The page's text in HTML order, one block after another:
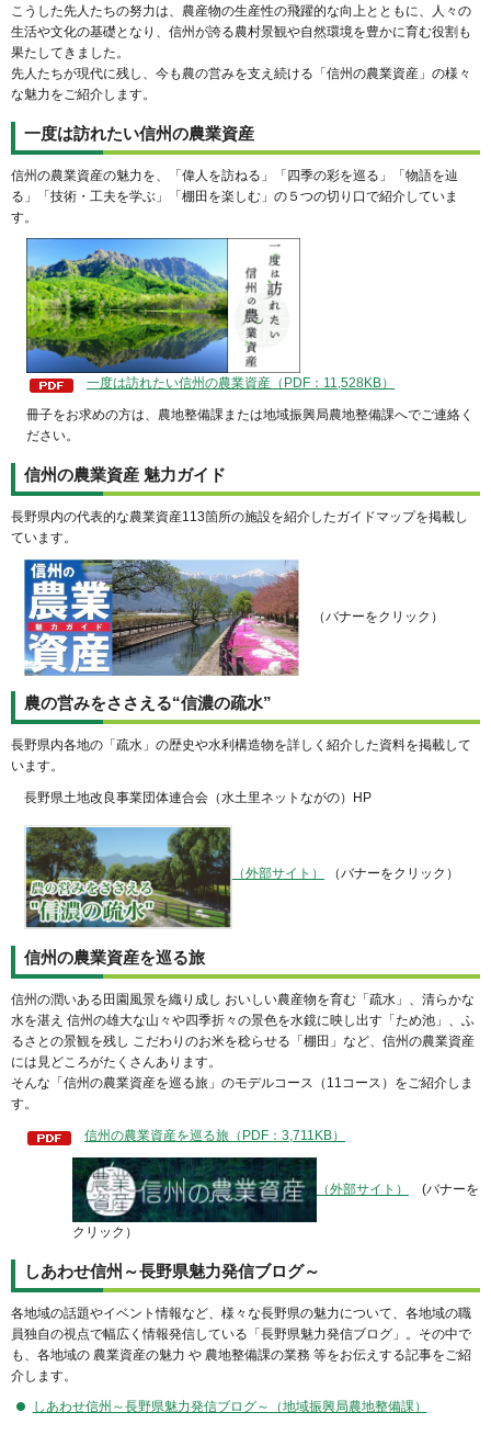
こうした先人たちの努力は、農産物の生産性の飛躍的な向上とともに、人々の
生活や文化の基礎となり、信州が誇る農村景観や自然環境を豊かに育む役割も
果たしてきました。
先人たちが現代に残し、今も農の営みを支え続ける「信州の農業資産」の様々
な魅力をご紹介します。
一度は訪れたい信州の農業資産
信州の農業資産の魅力を、「偉人を訪ねる」「四季の彩を巡る」「物語を辿
る」「技術・工夫を学ぶ」「棚田を楽しむ」の５つの切り口で紹介していま
す。
一度は訪れたい信州の農業資産（PDF：11,528KB）
冊子をお求めの方は、農地整備課または地域振興局農地整備課へでご連絡く
ださい。
信州の農業資産 魅力ガイド
長野県内の代表的な農業資産113箇所の施設を紹介したガイドマップを掲載し
ています。
（バナーをクリック）
農の営みをささえる“信濃の疏水”
長野県内各地の「疏水」の歴史や水利構造物を詳しく紹介した資料を掲載して
います。
長野県土地改良事業団体連合会（水土里ネットながの）HP
（外部サイト） （バナーをクリック）
信州の農業資産を巡る旅
信州の潤いある田園風景を織り成し おいしい農産物を育む「疏水」、清らかな
水を湛え 信州の雄大な山々や四季折々の景色を水鏡に映し出す「ため池」、ふ
るさとの景観を残し こだわりのお米を稔らせる「棚田」など、信州の農業資産
には見どころがたくさんあります。
そんな「信州の農業資産を巡る旅」のモデルコース（11コース）をご紹介しま
す。
信州の農業資産を巡る旅（PDF：3,711KB）
（外部サイト） (バナーを
クリック）
しあわせ信州～長野県魅力発信ブログ～
各地域の話題やイベント情報など、様々な長野県の魅力について、各地域の職
員独自の視点で幅広く情報発信している「長野県魅力発信ブログ」。その中で
も、各地域の 農業資産の魅力 や 農地整備課の業務 等をお伝えする記事をご紹
介します。
しあわせ信州～長野県魅力発信ブログ～（地域振興局農地整備課）